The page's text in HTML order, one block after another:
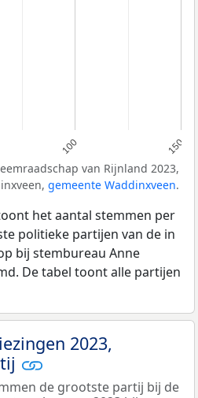
100 150
van Rijnland 2023,
gemeente Waddinxveen.
het aantal stemmen per
politieke partijen van de in
bij stembureau Anne
De tabel toont alle partijen
2023,
de grootste partij bij de